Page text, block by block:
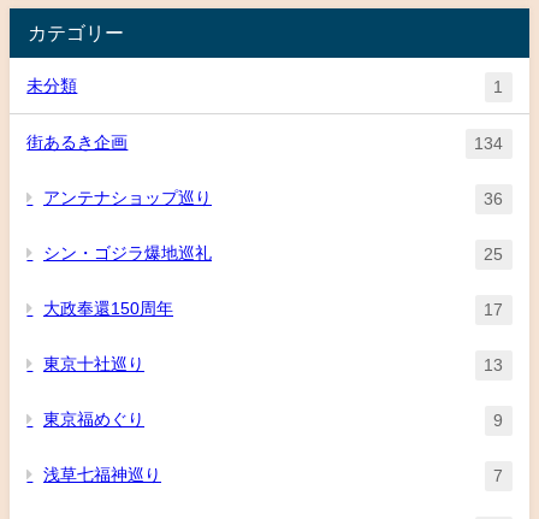
カテゴリー
未分類 1
街あるき企画 134
アンテナショップ巡り 36
シン・ゴジラ爆地巡礼 25
大政奉還150周年 17
東京十社巡り 13
東京福めぐり 9
浅草七福神巡り 7